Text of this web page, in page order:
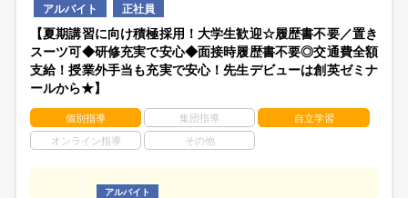
アルバイト 正社員
【夏期講習に向け積極採用！大学生歓迎☆履歴書不要／置き
スーツ可◆研修充実で安心◆面接時履歴書不要◎交通費全額
支給！授業外手当も充実で安心！先生デビューは創英ゼミナ
ールから★】
個別指導 集団指導 自立学習
オンライン指導 その他
アルバイト